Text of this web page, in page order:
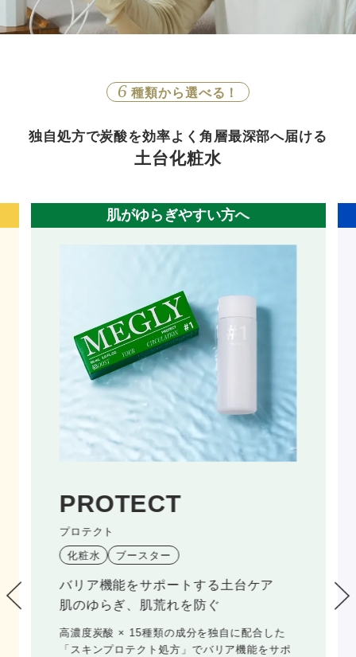
6 種類から選べる！
独自処方で炭酸を効率よく角層最深部へ届ける
土台化粧水
混合肌の方へ
SKIN SENSOR
スキンセンサー
化粧水 ブースター
肌の水分油分バランスに着目した土台
ケア
1本の同時ケアで、肌バランスさらっと
整う。